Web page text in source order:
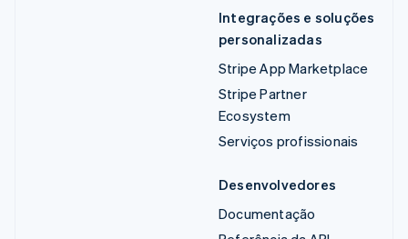
Integrações e soluções
personalizadas
Stripe App Marketplace
Stripe Partner
Ecosystem
Serviços profissionais
Desenvolvedores
Documentação